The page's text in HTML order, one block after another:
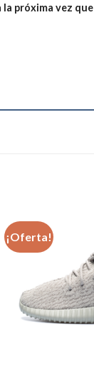
próxima vez
¡Oferta!